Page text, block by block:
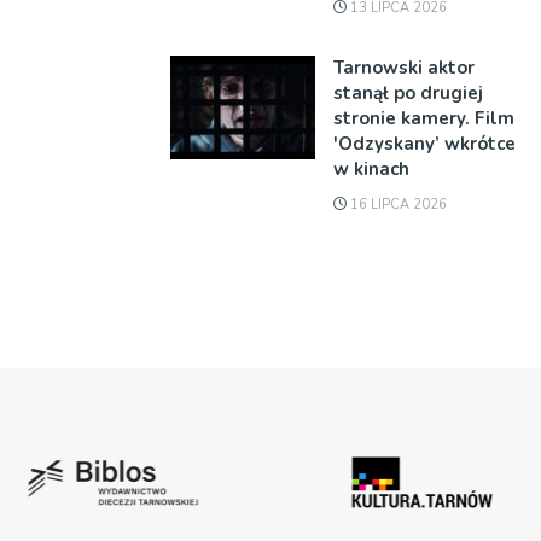
13 LIPCA 2026
Tarnowski aktor
stanął po drugiej
stronie kamery. Film
'Odzyskany’ wkrótce
w kinach
16 LIPCA 2026